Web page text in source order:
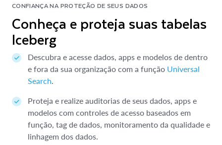
CONFIANÇA NA PROTEÇÃO DE SEUS DADOS
Conheça e proteja suas tabelas
Iceberg
Descubra e acesse dados, apps e modelos de dentro
e fora da sua organização com a função Universal
Search.
Proteja e realize auditorias de seus dados, apps e
modelos com controles de acesso baseados em
função, tag de dados, monitoramento da qualidade e
linhagem dos dados.